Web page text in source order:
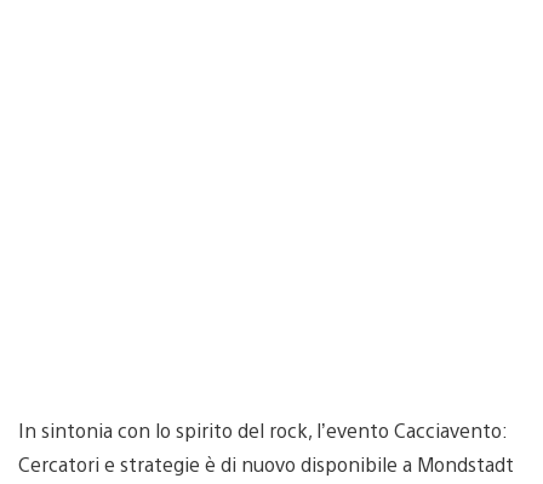
In sintonia con lo spirito del rock, l’evento Cacciavento:
Cercatori e strategie è di nuovo disponibile a Mondstadt